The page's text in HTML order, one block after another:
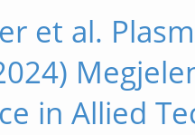
et al.
in Allied